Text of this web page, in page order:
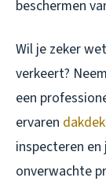
beschermen
Wil je zeker
verkeert?
een
ervaren
inspecteren
onverwachte